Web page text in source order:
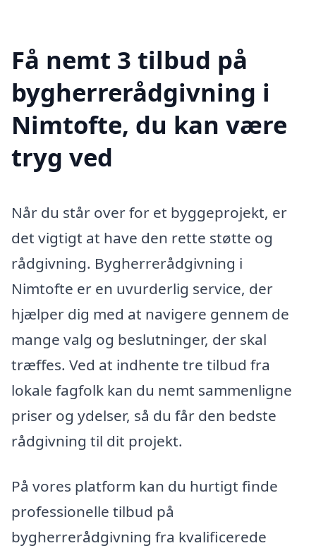
Få nemt 3 tilbud på
bygherrerådgivning i
Nimtofte, du kan være
tryg ved
Når du står over for et byggeprojekt, er
det vigtigt at have den rette støtte og
rådgivning. Bygherrerådgivning i
Nimtofte er en uvurderlig service, der
hjælper dig med at navigere gennem de
mange valg og beslutninger, der skal
træffes. Ved at indhente tre tilbud fra
lokale fagfolk kan du nemt sammenligne
priser og ydelser, så du får den bedste
rådgivning til dit projekt.
På vores platform kan du hurtigt finde
professionelle tilbud på
bygherrerådgivning fra kvalificerede